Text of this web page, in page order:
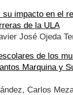
impacto en el
de la ULA
José Ojeda
de los
Marquina y
Carlos